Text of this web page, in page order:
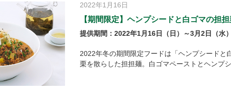
2022年1月16日
【期間限定】ヘンプシードと白ゴマの担
提供期間：2022年1月16日（日）～3月2日（水）
2022年冬の期間限定フードは「ヘンプシードと
栗を散らした担担麺。白ゴマペーストとヘンプ